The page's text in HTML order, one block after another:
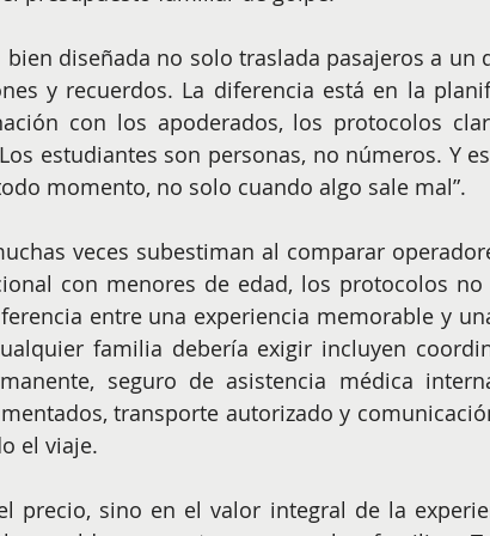
bien diseñada no solo traslada pasajeros a un
y recuerdos. La diferencia está en la
con los apoderados, los protocolos
estudiantes son personas, no números. Y
momento, no solo cuando algo sale mal”.
veces subestiman al comparar
con menores de edad, los protocolos
entre una experiencia memorable y
familia debería exigir incluyen
seguro de asistencia médica
transporte autorizado y
el viaje.
precio, sino en el valor integral de la